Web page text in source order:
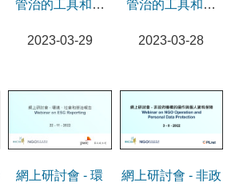
管治的工具和要
節）
2023-03-29
管治的工具和要
節）
2023-03-28
網上研討會 - 環
網上研討會 - 非政